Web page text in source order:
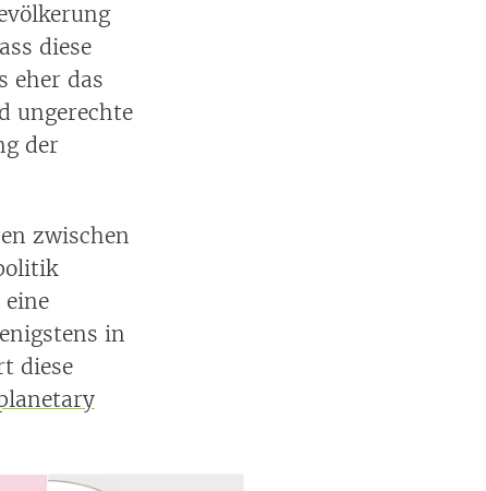
diese
eher das
ungerechte
der
zwischen
in
diese